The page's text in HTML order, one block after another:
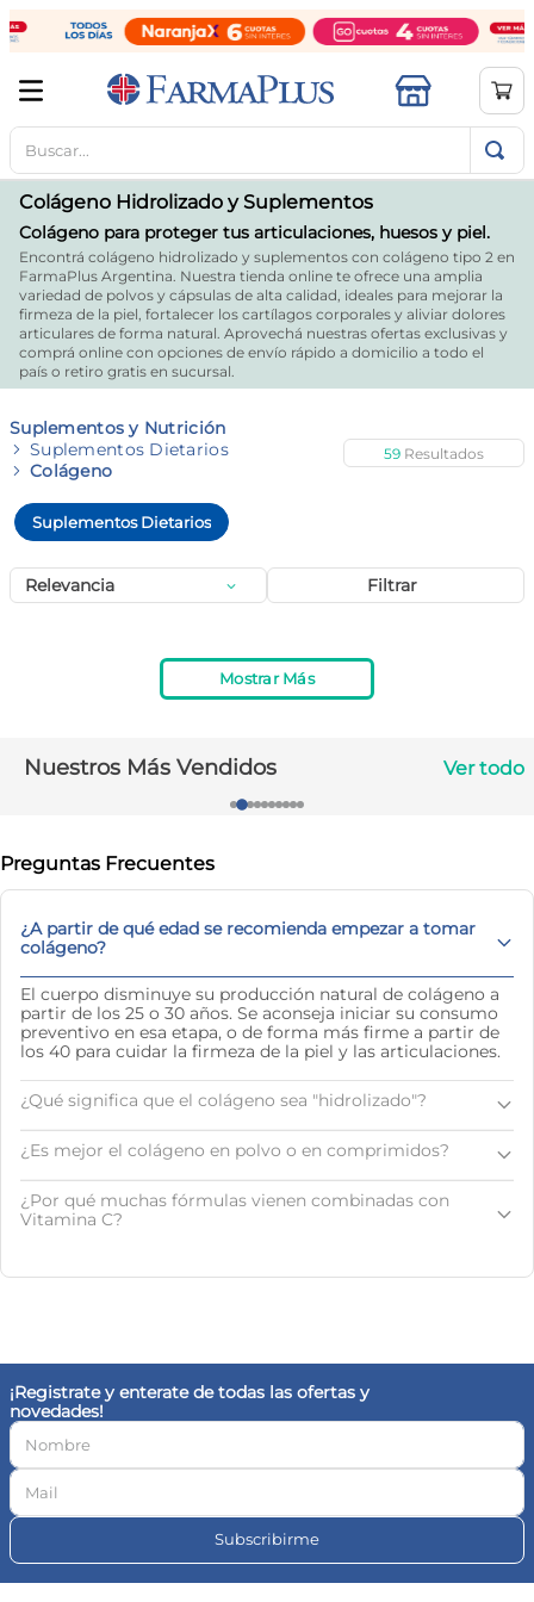
Buscar...
Colágeno Hidrolizado y Suplementos
Colágeno para proteger tus articulaciones, huesos y piel.
Encontrá colágeno hidrolizado y suplementos con colágeno tipo 2 en
FarmaPlus Argentina. Nuestra tienda online te ofrece una amplia
variedad de polvos y cápsulas de alta calidad, ideales para mejorar la
firmeza de la piel, fortalecer los cartílagos corporales y aliviar dolores
articulares de forma natural. Aprovechá nuestras ofertas exclusivas y
comprá online con opciones de envío rápido a domicilio a todo el
país o retiro gratis en sucursal.
Suplementos y Nutrición
Suplementos Dietarios
Colágeno
59
Suplementos Dietarios
Filtrar
Relevancia
Mostrar Más
Nuestros Más Vendidos Ver todo
Preguntas Frecuentes
¿A partir de qué edad se recomienda empezar a tomar
colágeno?
El cuerpo disminuye su producción natural de colágeno a
partir de los 25 o 30 años. Se aconseja iniciar su consumo
preventivo en esa etapa, o de forma más firme a partir de
los 40 para cuidar la firmeza de la piel y las articulaciones.
¿Qué significa que el colágeno sea "hidrolizado"?
¿Es mejor el colágeno en polvo o en comprimidos?
¿Por qué muchas fórmulas vienen combinadas con
Vitamina C?
¡Registrate y enterate de todas las ofertas y
novedades!
Subscribirme
TÉRMINOS MÁS BUSCADOS
1.
mela b3
2
3.
creatina
4.
loreal
5.
shampoo
6.
proteina
7.
ibuprofeno
8.
contorno ojos
.
magnesio